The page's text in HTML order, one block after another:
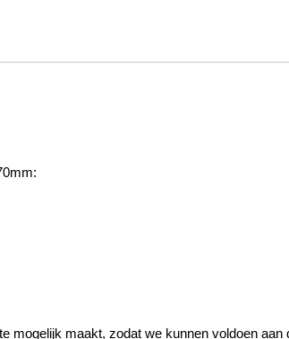
mogelijk maakt, zodat we kunnen voldoen